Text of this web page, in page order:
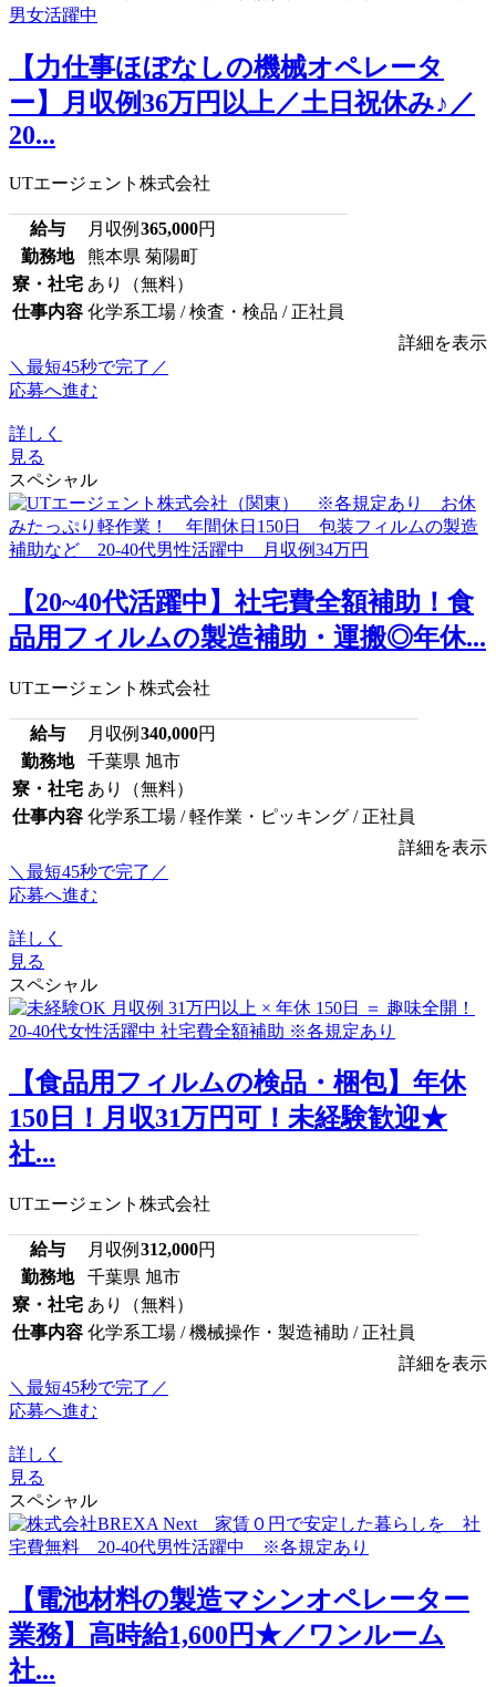
【力仕事ほぼなしの機械オペレータ
ー】月収例36万円以上／土日祝休み♪／
20...
UTエージェント株式会社
給与 月収例 365,000円
勤務地
熊本県 菊陽町
寮・社宅 あり（無料）
仕事内容 化学系工場 / 検査・検品 / 正社員
詳細を表示
＼最短45秒で完了／
応募へ進む
詳しく
見る
スペシャル
【20~40代活躍中】社宅費全額補助！食
品用フィルムの製造補助・運搬◎年休...
UTエージェント株式会社
給与 月収例 340,000円
勤務地
千葉県 旭市
寮・社宅 あり（無料）
仕事内容 化学系工場 / 軽作業・ピッキング / 正社員
詳細を表示
＼最短45秒で完了／
応募へ進む
詳しく
見る
スペシャル
【食品用フィルムの検品・梱包】年休
150日！月収31万円可！未経験歓迎★
社...
UTエージェント株式会社
給与 月収例 312,000円
勤務地
千葉県 旭市
寮・社宅 あり（無料）
仕事内容 化学系工場 / 機械操作・製造補助 / 正社員
詳細を表示
＼最短45秒で完了／
応募へ進む
詳しく
見る
スペシャル
【電池材料の製造マシンオペレーター
業務】高時給1,600円★／ワンルーム
社...